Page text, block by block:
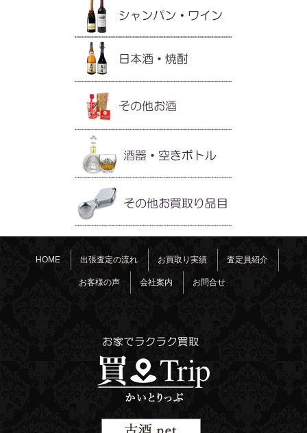
HOME 出張査定の流れ お買取り実績 査定員紹介
お客様の声 会社案内 お問合せ